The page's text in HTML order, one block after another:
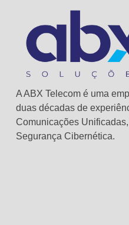
A ABX Telecom é uma
duas décadas de
Comunicações
Segurança Cibernética.